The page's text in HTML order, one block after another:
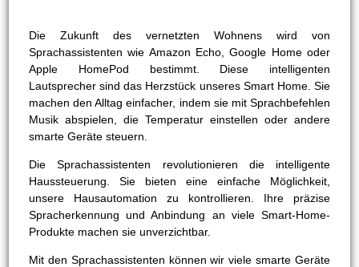
Die Zukunft des vernetzten Wohnens wird von
Sprachassistenten wie Amazon Echo, Google Home oder
Apple HomePod bestimmt. Diese intelligenten
Lautsprecher sind das Herzstück unseres Smart Home. Sie
machen den Alltag einfacher, indem sie mit Sprachbefehlen
Musik abspielen, die Temperatur einstellen oder andere
smarte Geräte steuern.
Die Sprachassistenten revolutionieren die intelligente
Haussteuerung. Sie bieten eine einfache Möglichkeit,
unsere Hausautomation zu kontrollieren. Ihre präzise
Spracherkennung und Anbindung an viele Smart-Home-
Produkte machen sie unverzichtbar.
Mit den Sprachassistenten können wir viele smarte Geräte